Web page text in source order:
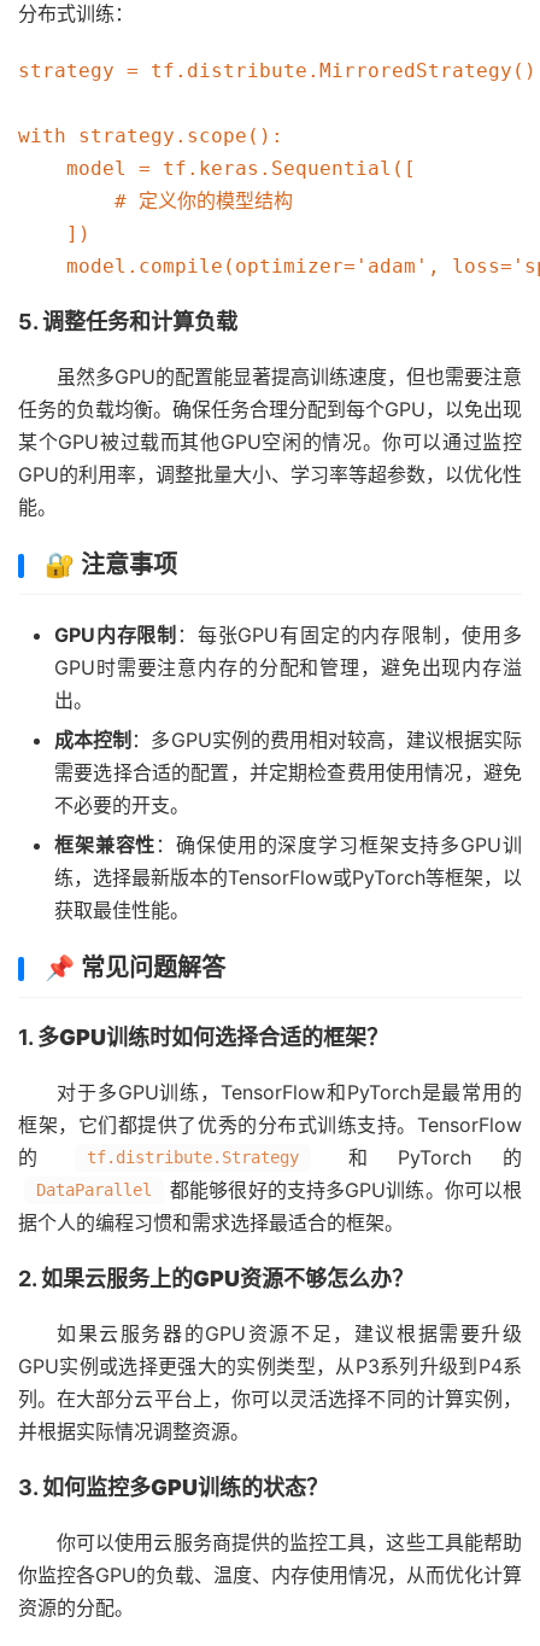
分布式训练：
strategy = tf.distribute.MirroredStrategy()
with strategy.scope():
    model = tf.keras.Sequential([
        # 定义你的模型结构
    ])
5. 调整任务和计算负载
虽然多GPU的配置能显著提高训练速度，但也需要注意
任务的负载均衡。确保任务合理分配到每个GPU，以免出现
某个GPU被过载而其他GPU空闲的情况。你可以通过监控
GPU的利用率，调整批量大小、学习率等超参数，以优化性
能。
🔐 注意事项
GPU内存限制 ：每张GPU有固定的内存限制，使用多
GPU时需要注意内存的分配和管理，避免出现内存溢
出。
成本控制 ：多GPU实例的费用相对较高，建议根据实际
需要选择合适的配置，并定期检查费用使用情况，避免
不必要的开支。
框架兼容性 ：确保使用的深度学习框架支持多GPU训
练，选择最新版本的TensorFlow或PyTorch等框架，以
获取最佳性能。
📌 常见问题解答
1. 多GPU训练时如何选择合适的框架？
对于多GPU训练，TensorFlow和PyTorch是最常用的
框架，它们都提供了优秀的分布式训练支持。TensorFlow
的
tf.distribute.Strategy 和PyTorch的
DataParallel
都能够很好的支持多GPU训练。你可以根
据个人的编程习惯和需求选择最适合的框架。
2.如果云服务上的GPU资源不够怎么办？
如果云服务器的GPU资源不足，建议根据需要升级
GPU实例或选择更强大的实例类型，从P3系列升级到P4系
列。在大部分云平台上，你可以灵活选择不同的计算实例，
并根据实际情况调整资源。
3.如何监控多GPU训练的状态？
你可以使用云服务商提供的监控工具，这些工具能帮助
你监控各GPU的负载、温度、内存使用情况，从而优化计算
资源的分配。